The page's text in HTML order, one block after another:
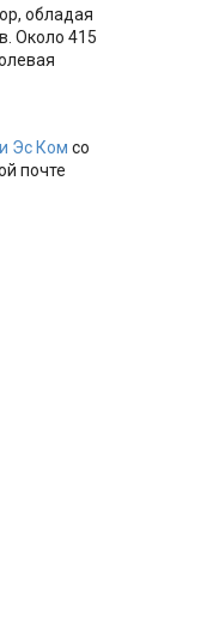
обладая
Около 415
Эс Ком со
почте